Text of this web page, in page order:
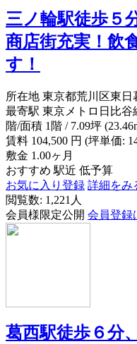
三ノ輪駅徒歩５
商店街充実！飲
す！
所在地 東京都荒川区東日
最寄駅 東京メトロ日比谷
階/面積 1階 / 7.09坪
賃料 104,500 円 (坪単価:
敷金 1.00ヶ月
おすすめ 駅近 低予算
お気に入り登録 詳細をみ
閲覧数: 1,221人
会員様限定公開 会員登録
葛西駅徒歩６分